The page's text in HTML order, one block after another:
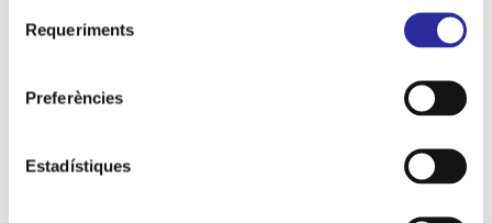
consultar la nostra
Requeriments
Preferències
Estadístiques
mesures
processos de neteja
productes ecològics
Recursos Humans